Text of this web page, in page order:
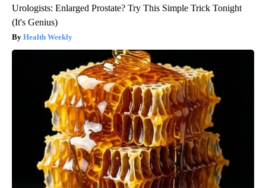
Urologists: Enlarged Prostate? Try This Simple Trick Tonight
(It's Genius)
Health Weekly